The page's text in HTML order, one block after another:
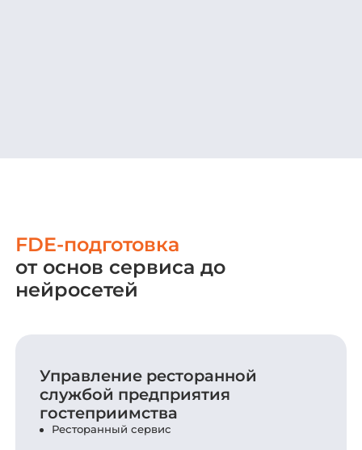
FDE-подготовка
от основ сервиса до
нейросетей
Управление ресторанной
службой предприятия
гостеприимства
Ресторанный сервис